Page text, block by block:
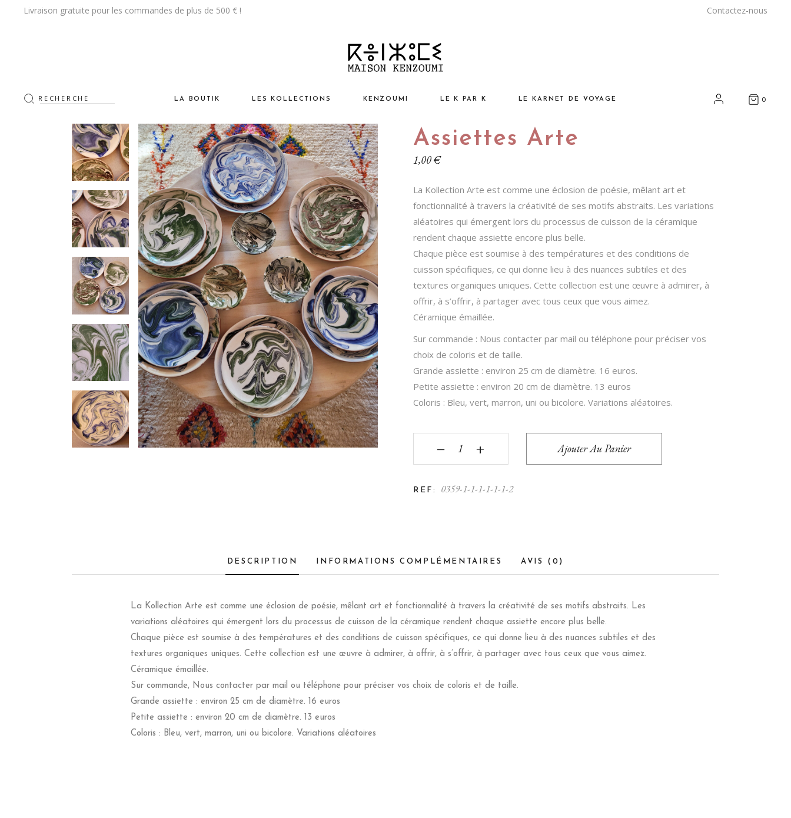
Livraison gratuite pour les commandes de plus de 500 € ! Contactez-nous
LA BOUTIK
Les Tapis
La CeramiK
Les Luminaires
Le Mobilier
Les Objets DeKo & Accessoires
Les Textiles
LES KOLLECTIONS
Design ChiK
Vintage AntiK
Naturel EthniK
Pop ArtistiK
Création Kenzoumi
KENZOUMI
L’esprit Kenzoumi
Nos Valeurs
Notre Projet Humain
Kaleidoscope
LE K PAR K LE KARNET DE VOYAGE
Inspirations
Nous chez vous
Art et artisanat durables
Nos adresses
KenzOumiam’
0
Assiettes Arte
1,00€
La Kollection Arte est comme une éclosion de poésie, mêlant art et
fonctionnalité à travers la créativité de ses motifs abstraits. Les variations
aléatoires qui émergent lors du processus de cuisson de la céramique
rendent chaque assiette encore plus belle.
Chaque pièce est soumise à des températures et des conditions de
cuisson spécifiques, ce qui donne lieu à des nuances subtiles et des
textures organiques uniques. Cette collection est une œuvre à admirer, à
offrir, à s’offrir, à partager avec tous ceux que vous aimez.
Céramique émaillée.
Sur commande : Nous contacter par mail ou téléphone pour préciser vos
choix de coloris et de taille.
Grande assiette : environ 25 cm de diamètre. 16 euros.
Petite assiette : environ 20 cm de diamètre. 13 euros
Coloris : Bleu, vert, marron, uni ou bicolore. Variations aléatoires.
‒ + Ajouter Au Panier
REF: 0359-1-1-1-1-1-1-2
DESCRIPTION INFORMATIONS COMPLÉMENTAIRES AVIS (0)
La Kollection Arte est comme une éclosion de poésie, mêlant art et fonctionnalité à travers la créativité de ses motifs abstraits. Les
variations aléatoires qui émergent lors du processus de cuisson de la céramique rendent chaque assiette encore plus belle.
Chaque pièce est soumise à des températures et des conditions de cuisson spécifiques, ce qui donne lieu à des nuances subtiles et des
textures organiques uniques. Cette collection est une œuvre à admirer, à offrir, à s’offrir, à partager avec tous ceux que vous aimez.
Céramique émaillée.
Sur commande, Nous contacter par mail ou téléphone pour préciser vos choix de coloris et de taille.
Grande assiette : environ 25 cm de diamètre. 16 euros
Petite assiette : environ 20 cm de diamètre. 13 euros
Coloris : Bleu, vert, marron, uni ou bicolore. Variations aléatoires